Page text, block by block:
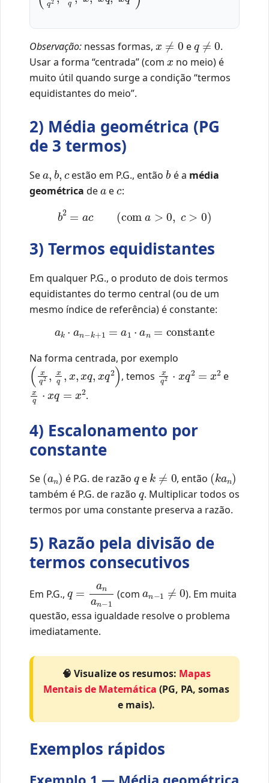
Observação: nessas formas,
0
e
0
.
Usar a forma “centrada” (com
x
no meio) é
muito útil quando surge a condição “termos
equidistantes do meio”.
2) Média geométrica (PG
de 3 termos)
Se
b
estão em P.G., então
b
é a média
geométrica de
a
e
c
:
(com 0 c )
3) Termos equidistantes
Em qualquer P.G., o produto de dois termos
equidistantes do termo central (ou de um
mesmo índice de referência) é constante:
a k a − k + 1= a1 ⋅an =constante
Na forma centrada, por exemplo
(xq2,xq, x,xq,xq2)
, temos
xq2 q2 2
e
xq x q= 2
.
4) Escalonamento por
constante
Se
(a n
é P.G. de razão e
k 0
, então
(k n
também é P.G. de razão
q
. Multiplicar todos os
termos por uma constante preserva a razão.
5) Razão pela divisão de
termos consecutivos
Em P.G.,
an
(com
≠
). Em muita
questão, essa igualdade resolve o problema
imediatamente.
🧠 Visualize os resumos: Mapas
Mentais de Matemática (PG, PA, somas
e mais).
Exemplos rápidos